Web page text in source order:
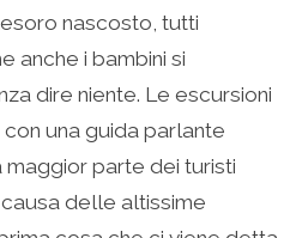
nascosto, tutti
anche i bambini si
dire niente. Le escursioni
una guida parlante
parte dei turisti
causa delle altissime